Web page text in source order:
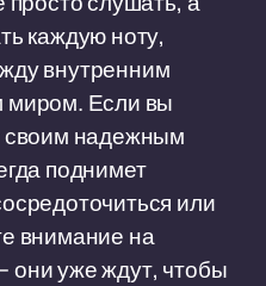
каждую ноту,
внутренним
миром. Если вы
своим надежным
поднимет
или
внимание на
уже ждут, чтобы